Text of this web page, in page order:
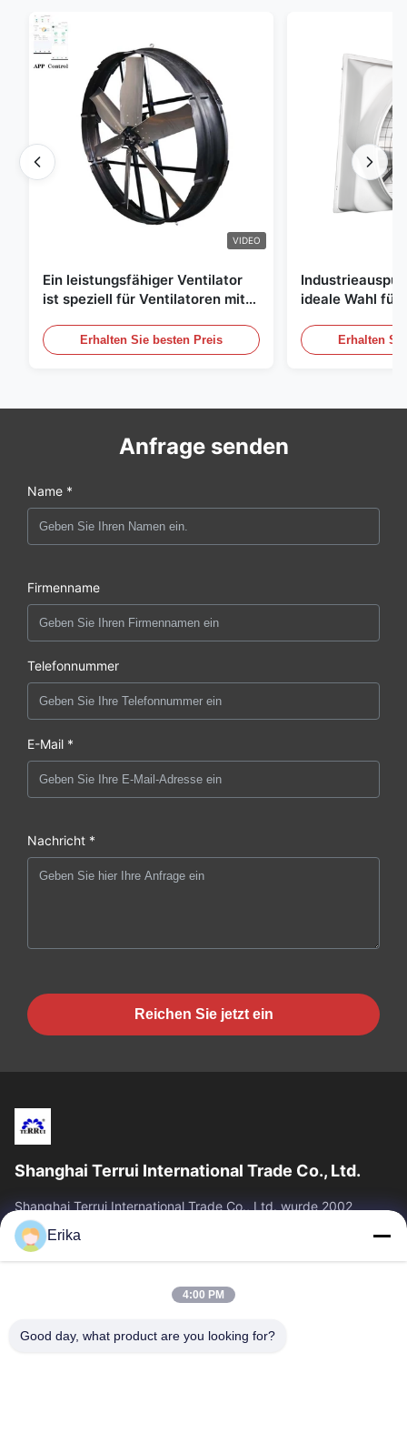
VIDEO
Ein leistungsfähiger Ventilator
ist speziell für Ventilatoren mit
mm und einem Luftvolumen von
120000 m3/h entwickelt.
Erhalten Sie besten Preis
ideale Wahl für
Erhalten
Anfrage senden
Name *
Firmenname
Telefonnummer
E-Mail *
Nachricht *
Reichen Sie jetzt ein
Shanghai Terrui International Trade Co., Ltd.
Shanghai Terrui International Trade Co., Ltd. wurde 2002
gegründet und ist auf die Entwicklung, Herstellung und den
Verkauf von Viehausrüstung...
Schnelllinks
Produkte
Über Uns
Qualitätskontrolle
Erika
4:00 PM
Good day, what product are you looking for?